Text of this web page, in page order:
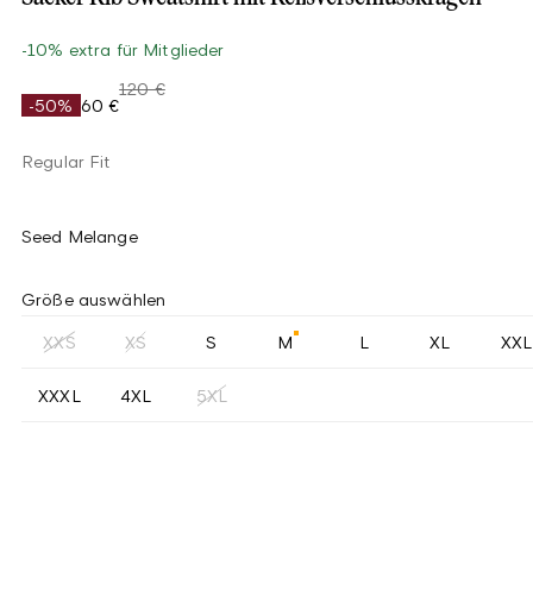
-10% extra für Mitglieder
-50% 60 €
120 €
Regular Fit
Seed Melange
Größe auswählen
XXS XS S M L XL XXL
XXXL 4XL 5XL